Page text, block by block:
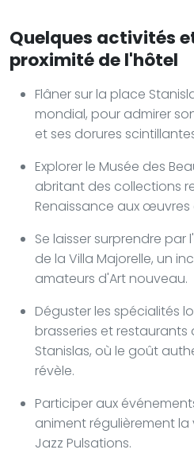
Quelques activités
proximité de l'hôtel
Flâner sur la place
mondial, pour admirer
et ses dorures
Explorer le Musée des
abritant des collections
Renaissance aux
Se laisser surprendre
de la Villa Majorelle, un
amateurs d'Art nouveau.
Déguster les spécialités
brasseries et
Stanislas, où le goût
révèle.
Participer aux
animent régulièrement la
Jazz Pulsations.